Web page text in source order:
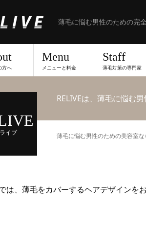
薄毛に悩む男性のための完
方へ
Menu
メニューと料金
Staff
薄毛対策の専門家
イブ
RELIVEは、薄毛に悩む
薄毛に悩む男性のための美容室な
は、薄毛をカバーするヘアデザインを